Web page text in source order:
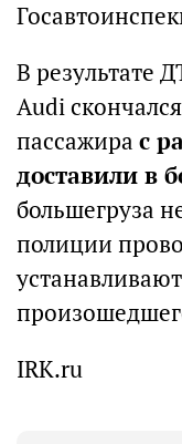
В результате
Audi
пассажира с
доставили в
большегруза
полиции
IRK.ru